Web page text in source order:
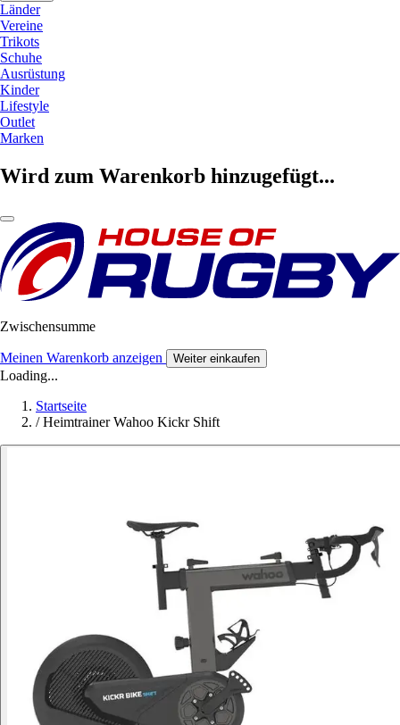
Länder
Vereine
Trikots
Schuhe
Ausrüstung
Kinder
Lifestyle
Outlet
Marken
Wird zum Warenkorb hinzugefügt...
Zwischensumme
Meinen Warenkorb anzeigen Weiter einkaufen
Loading...
Startseite
/ Heimtrainer Wahoo Kickr Shift